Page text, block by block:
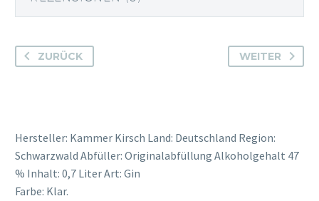
ZURÜCK WEITER
Hersteller: Kammer Kirsch Land: Deutschland Region:
Schwarzwald Abfüller: Originalabfüllung Alkoholgehalt 47
% Inhalt: 0,7 Liter Art: Gin
Farbe: Klar.